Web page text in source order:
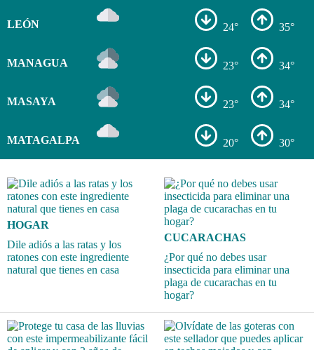
LEÓN 24° 35°
MANAGUA 23° 34°
MASAYA 23° 34°
MATAGALPA 20° 30°
HOGAR
Dile adiós a las ratas y los
ratones con este ingrediente
natural que tienes en casa
CUCARACHAS
¿Por qué no debes usar
insecticida para eliminar una
plaga de cucarachas en tu
hogar?